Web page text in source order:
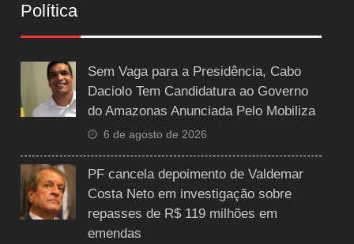
Política
Sem Vaga para a Presidência, Cabo
Daciolo Tem Candidatura ao Governo
do Amazonas Anunciada Pelo Mobiliza
6 de agosto de 2026
PF cancela depoimento de Valdemar
Costa Neto em investigação sobre
repasses de R$ 119 milhões em
emendas